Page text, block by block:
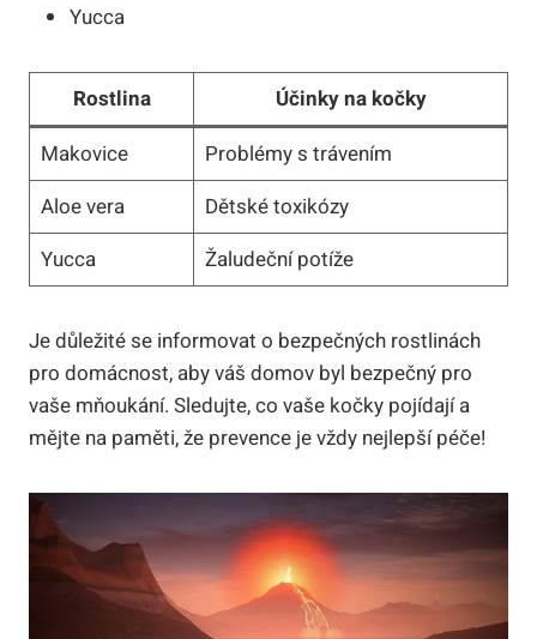
Yucca
Rostlina
Účinky na kočky
Makovice
Problémy s trávením
Aloe vera
Dětské toxikózy
Yucca
Žaludeční potíže
Je důležité se informovat o bezpečných rostlinách
pro domácnost, aby váš domov byl bezpečný pro
vaše mňoukání. Sledujte, co vaše kočky pojídají a
mějte na paměti, že prevence je vždy nejlepší péče!